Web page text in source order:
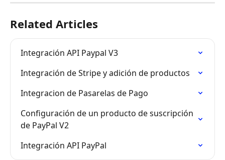
Related Articles
Integración API Paypal V3
Integración de Stripe y adición de productos
Integracion de Pasarelas de Pago
Configuración de un producto de suscripción
de PayPal V2
Integración API PayPal